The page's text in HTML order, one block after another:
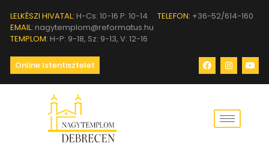
LELKÉSZI HIVATAL: H-Cs: 10-16 P: 10-14 TELEFON: +36-52/614-160
EMAIL: nagytemplom@reformatus.hu
TEMPLOM: H-P: 9-18, Sz: 9-13, V: 12-16
Online Istentisztelet